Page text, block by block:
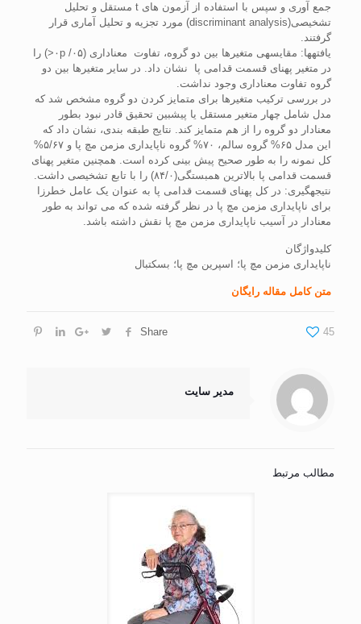
جمع آوری و سپس با استفاده از آزمون های t مستقل و تحلیل
تشخیصی(discriminant analysis) مورد تجزیه و تحلیل آماری قرار
گرفتند.
یافته­ها: مقایسه­ی متغیرها بین دو گروه، تفاوت معناداری (۰۵/ ۰p<) را
در متغیر پهنای قسمت قدامی پا نشان داد. در سایر متغیرها بین دو
گروه تفاوت معناداری وجود نداشت.
در بررسی ترکیب متغیرها برای متمایز کردن دو گروه مشخص شد که
مدل شامل چهار متغیر مستقل یا پیشبین تحقیق قادر نبود بطور
معنادار دو گروه را از هم متمایز کند. نتایج طبقه بندی، نشان داد که
این مدل ۶۵% گروه سالم، ۷۰% گروه ناپایداری مزمن مچ پا و ۵/۶۷%
کل نمونه را به طور صحیح پیش بینی کرده است. همچنین متغیر پهنای
قسمت قدامی پا بالاترین همبستگی(۸۴/۰) را با تابع تشخیصی داشت.
نتیجه­گیری: در کل پهنای قسمت قدامی پا به عنوان یک عامل خطرزا
برای ناپایداری مزمن مچ پا در نظر گرفته شده که می تواند به طور
معنادار در آسیب ناپایداری مزمن مچ پا نقش داشته باشد.
کلیدواژگان
ناپایداری مزمن مچ پا؛ اسپرین مچ پا؛ بسکتبال
متن کامل مقاله رایگان
Share 45
مدیر سایت
مطالب مرتبط